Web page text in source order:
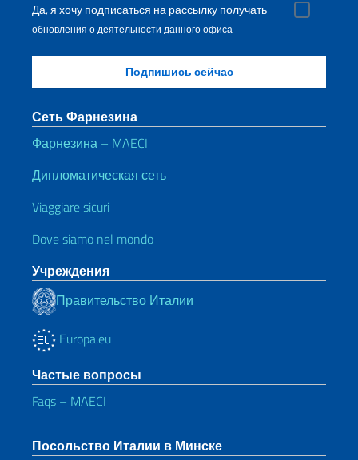
Да, я хочу подписаться на рассылку получать
обновления о деятельности данного офиса
Сеть Фарнезина
Фарнезина – MAECI
Дипломатическая сеть
Viaggiare sicuri
Dove siamo nel mondo
Учреждения
Правительство Италии
Europa.eu
Частые вопросы
Faqs – MAECI
Посольство Италии в Минске